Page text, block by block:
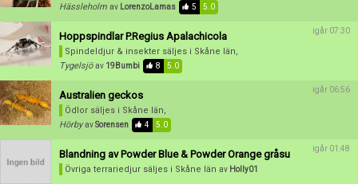
Hässleholm av LorenzoLamas 5 5.0
Hoppspindlar P.Regius Apalachicola
Spindeldjur & insekter säljes i Skåne län,
Tygelsjö av 19Bumbi 8 5.0
igår 07:30
Australien geckos
Ödlor säljes i Skåne län,
Hörby avSorensen 4 5.0
igår 06:56
Blandning av Powder Blue & Powder Orange gråsu
Övriga terrariedjur säljes i Skåne län av Holly01
igår 01:48